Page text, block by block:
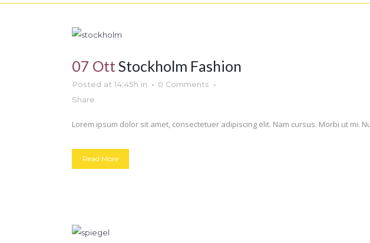
07 Ott Stockholm Fashion
Posted at 14:45h in
0 Comments
Share
Lorem ipsum dolor sit amet, consectetuer adipiscing elit. Nam cursus. Morbi ut mi.
Read More